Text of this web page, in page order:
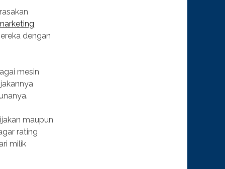
dengan
mesin
maupun
rating
milik